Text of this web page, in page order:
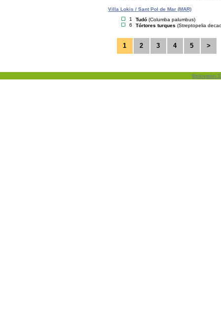
Villa Lokis / Sant Pol de Mar (MAR)
1
Tudó (Columba palumbus)
6
Tórtores turques (Streptopelia
1 2 3 4 5 >
Biolovision